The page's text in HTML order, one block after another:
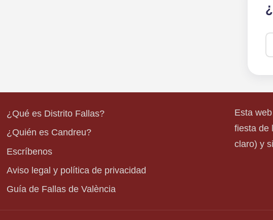
¿Qué es Distrito Fallas?
¿Quién es Candreu?
Escríbenos
Aviso legal y política de privacidad
Guía de Fallas de València
Esta
fiesta de
claro) y